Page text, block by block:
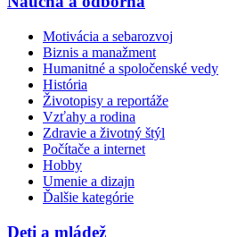
Motivácia a sebarozvoj
Biznis a manažment
Humanitné a spoločenské vedy
História
Životopisy a reportáže
Vzťahy a rodina
Zdravie a životný štýl
Počítače a internet
Hobby
Umenie a dizajn
Ďalšie kategórie
Deti a mládež